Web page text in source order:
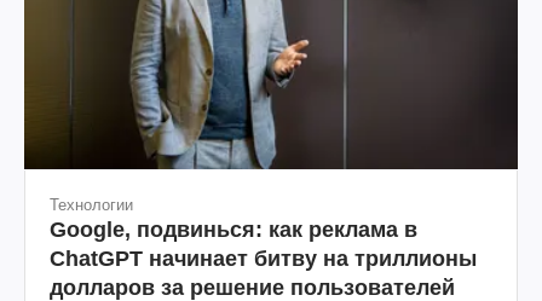
Технологии
Google, подвинься: как реклама в
ChatGPT начинает битву на триллионы
долларов за решение пользователей